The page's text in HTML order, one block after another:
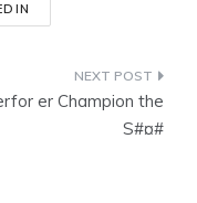
er Champion the
S#¤#